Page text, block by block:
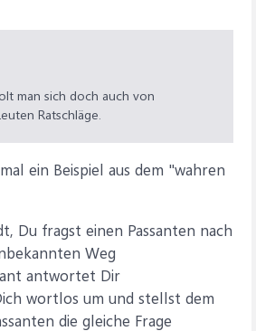
man sich doch auch von
Ratschläge.
ein Beispiel aus dem "wahren
Du fragst einen Passanten nach
Weg
antwortet Dir
wortlos um und stellst dem
die gleiche Frage